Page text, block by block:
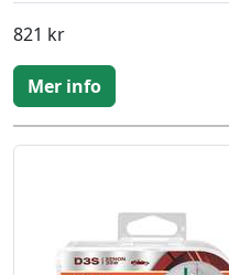
821 kr
Mer info